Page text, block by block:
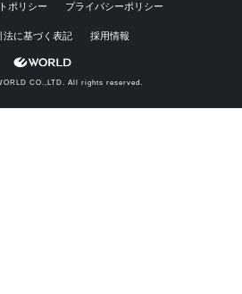
ポリシー プライバシーポリシー
法に基づく表記 採用情報
CO.,LTD. All rights reserved.